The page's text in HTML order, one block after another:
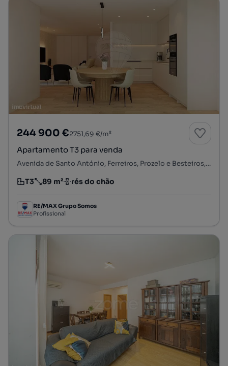
244 900 €2751,69 €/m²
Apartamento T3 para venda
Avenida de Santo António, Ferreiros, Prozelo e Besteiros, Amares, Braga
Tipologia
T3
Preço por metro quadrado
89 m²
Andar rés do chão
RE/MAX Grupo Somos
Profissional